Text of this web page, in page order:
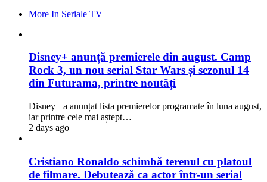
More In Seriale TV
Disney+ anunță premierele din august. Camp
Rock 3, un nou serial Star Wars și sezonul 14
din Futurama, printre noutăți
Disney+ a anunțat lista premierelor programate în luna august,
iar printre cele mai aștept…
2 days ago
Cristiano Ronaldo schimbă terenul cu platoul
de filmare. Debutează ca actor într-un serial